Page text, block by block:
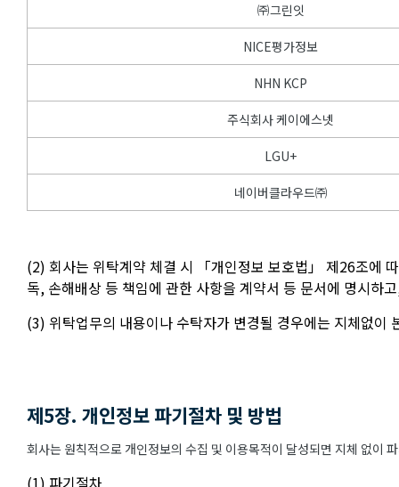
㈜그린잇
NICE평가정보
NHN KCP
주식회사 케이에스넷
LGU+
네이버클라우드㈜
(2) 회사는 위탁계약 체결 시 「개인정보 보호법」 제26조에
독, 손해배상 등 책임에 관한 사항을 계약서 등 문서에 명시하
(3) 위탁업무의 내용이나 수탁자가 변경될 경우에는 지체없이
제5장. 개인정보 파기절차 및 방법
회사는 원칙적으로 개인정보의 수집 및 이용목적이 달성되면 지체 없이
(1) 파기절차